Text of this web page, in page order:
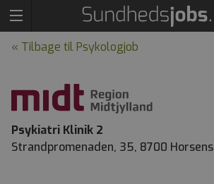
« Tilbage til Psykologjob
Psykiatri Klinik 2
Strandpromenaden, 35, 8700 Horsens